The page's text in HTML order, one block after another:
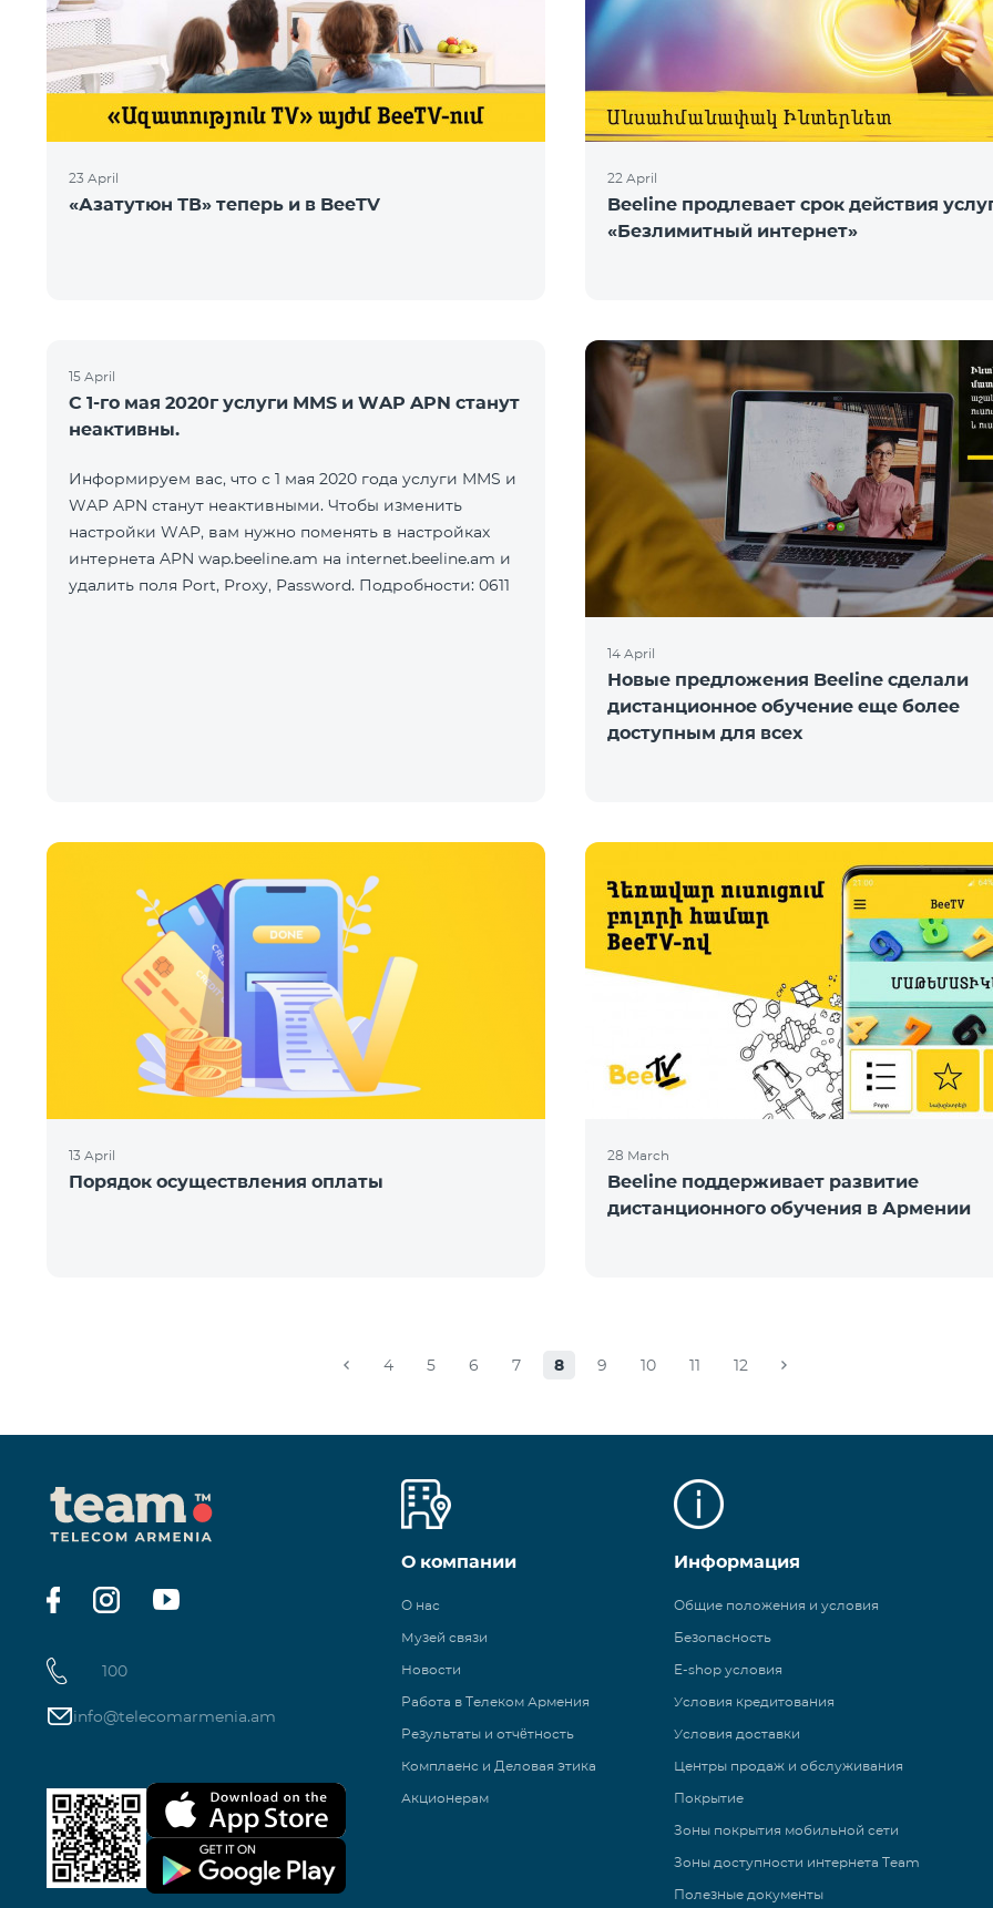
23 April
«Азатутюн ТВ» теперь и в BeeTV
22 April
Beeline продлевает срок действия
«Безлимитный интернет»
15 April
С 1-го мая 2020г услуги MMS и WAP APN станут
неактивны.
Информируем вас, что с 1 мая 2020 года услуги MMS и
WAP APN станут неактивными. Чтобы изменить
настройки WAP, вам нужно поменять в настройках
интернета APN wap.beeline.am на internet.beeline.am и
удалить поля Port, Proxy, Password. Подробности: 0611
14 April
Новые предложения Beeline сделали
дистанционное обучение еще более
доступным для всех
13 April
Порядок осуществления оплаты
28 March
Beeline поддерживает развитие
дистанционного обучения в Армении
4 5 6 7 8 9 10 11 12
100
info@telecomarmenia.am
О компании
О нас
Музей связи
Новости
Работа в Телеком Армения
Результаты и отчётность
Комплаенс и Деловая этика
Акционерам
Информация
Общие положения и условия
Безопасность
E-shop условия
Условия кредитования
Условия доставки
Центры продаж и обслуживания
Покрытие
Зоны покрытия мобильной сети
Зоны доступности интернета Team
Полезные документы